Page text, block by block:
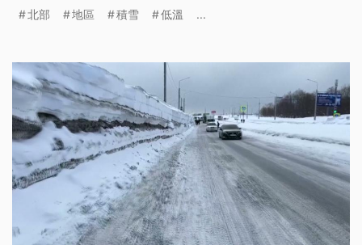
本飽受積雪之苦，超過30人因為強降雪而身亡，7日
北部 地區 積雪 低溫 ...